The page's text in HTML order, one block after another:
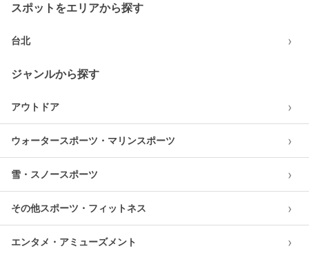
スポットをエリアから探す
台北 ›
ジャンルから探す
アウトドア ›
ウォータースポーツ・マリンスポーツ ›
雪・スノースポーツ ›
その他スポーツ・フィットネス ›
エンタメ・アミューズメント ›